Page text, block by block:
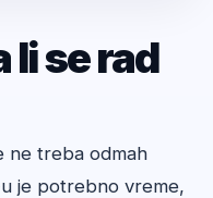
li se rad
ne treba odmah
je potrebno vreme,